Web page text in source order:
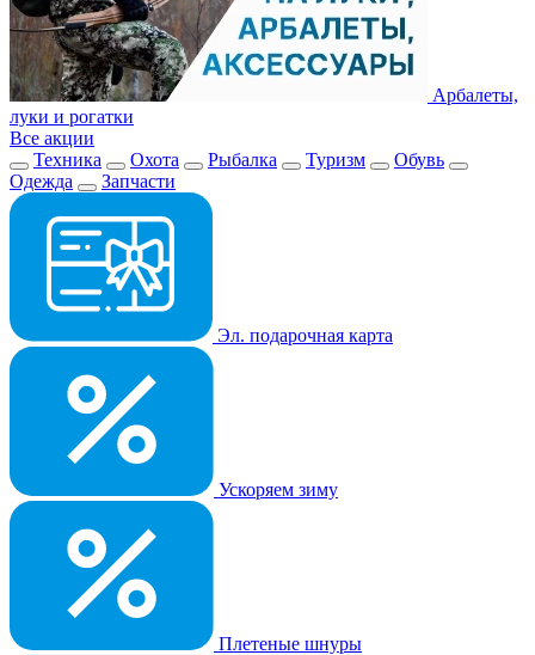
Арбалеты,
луки и рогатки
Все акции
Техника
Охота Рыбалка Туризм
Обувь
Одежда
Запчасти
Эл. подарочная карта
Ускоряем зиму
Плетеные шнуры